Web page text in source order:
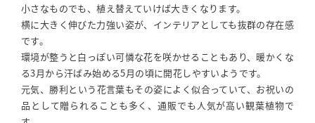
小さなものでも、植え替えていけば大きくなります。
横に大きく伸びた力強い姿が、インテリアとしても抜群の存在感
です。
環境が整うと白っぽい可憐な花を咲かせることもあり、暖かくな
る3月から汗ばみ始める5月の頃に開花しやすいようです。
元気、勝利という花言葉もその姿によく似合っていて、お祝いの
品として贈られることも多く、通販でも人気が高い観葉植物で